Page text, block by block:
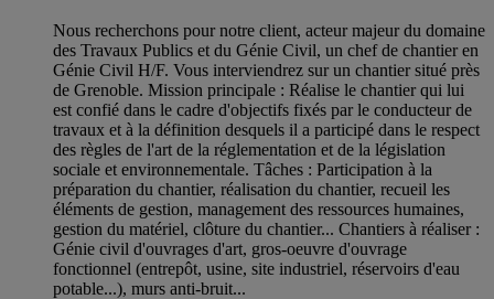
Nous recherchons pour notre client, acteur majeur du domaine
des Travaux Publics et du Génie Civil, un chef de chantier en
Génie Civil H/F. Vous interviendrez sur un chantier situé près
de Grenoble. Mission principale : Réalise le chantier qui lui
est confié dans le cadre d'objectifs fixés par le conducteur de
travaux et à la définition desquels il a participé dans le respect
des règles de l'art de la réglementation et de la législation
sociale et environnementale. Tâches : Participation à la
préparation du chantier, réalisation du chantier, recueil les
éléments de gestion, management des ressources humaines,
gestion du matériel, clôture du chantier... Chantiers à réaliser :
Génie civil d'ouvrages d'art, gros-oeuvre d'ouvrage
fonctionnel (entrepôt, usine, site industriel, réservoirs d'eau
potable...), murs anti-bruit...